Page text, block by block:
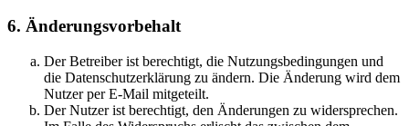
6. Änderungsvorbehalt
Der Betreiber ist berechtigt, die Nutzungsbedingungen und
die Datenschutzerklärung zu ändern. Die Änderung wird dem
Nutzer per E-Mail mitgeteilt.
Der Nutzer ist berechtigt, den Änderungen zu widersprechen.